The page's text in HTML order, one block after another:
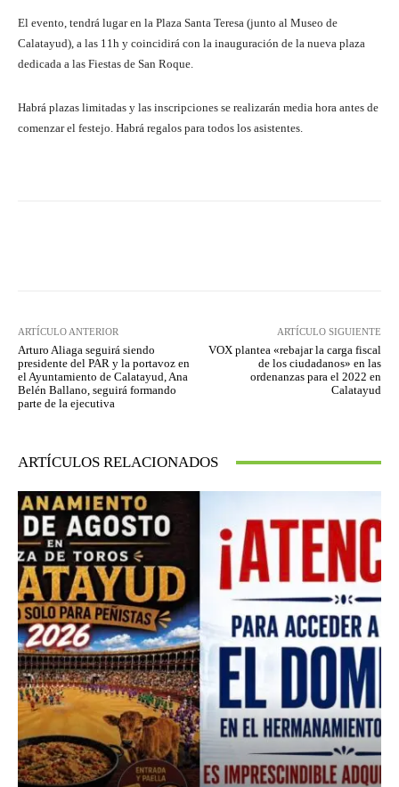
El evento, tendrá lugar en la Plaza Santa Teresa (junto al Museo de
Calatayud), a las 11h y coincidirá con la inauguración de la nueva plaza
dedicada a las Fiestas de San Roque.
Habrá plazas limitadas y las inscripciones se realizarán media hora antes de
comenzar el festejo. Habrá regalos para todos los asistentes.
ARTÍCULO ANTERIOR
Arturo Aliaga seguirá siendo
presidente del PAR y la portavoz en
el Ayuntamiento de Calatayud, Ana
Belén Ballano, seguirá formando
parte de la ejecutiva
ARTÍCULO SIGUIENTE
VOX plantea «rebajar la carga fiscal
de los ciudadanos» en las
ordenanzas para el 2022 en
Calatayud
ARTÍCULOS RELACIONADOS